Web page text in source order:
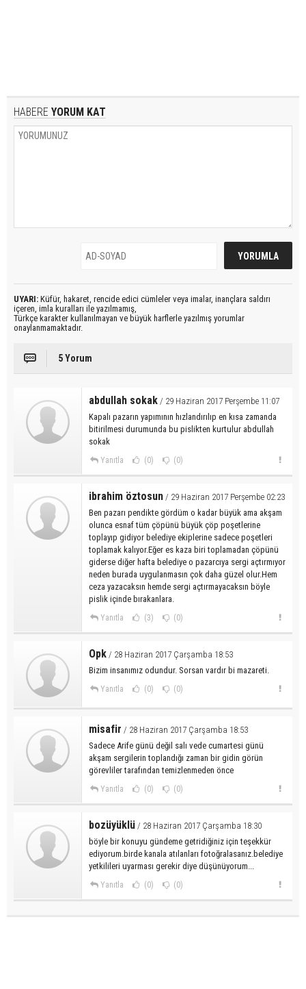
HABERE YORUM KAT
UYARI: Küfür, hakaret, rencide edici cümleler veya imalar, inançlara saldırı
içeren, imla kuralları ile yazılmamış,
Türkçe karakter kullanılmayan ve büyük harflerle yazılmış yorumlar
onaylanmamaktadır.
5 Yorum
abdullah sokak / 29 Haziran 2017 Perşembe 11:07
Kapalı pazarın yapımının hızlandırılıp en kısa zamanda
bitirilmesi durumunda bu pislikten kurtulur abdullah
sokak
Yanıtla (0) (0)
ibrahim öztosun / 29 Haziran 2017 Perşembe 02:23
Ben pazarı pendikte gördüm o kadar büyük ama akşam
olunca esnaf tüm çöpünü büyük çöp poşetlerine
toplayıp gidiyor belediye ekiplerine sadece poşetleri
toplamak kalıyor.Eğer es kaza biri toplamadan çöpünü
giderse diğer hafta belediye o pazarcıya sergi açtırmıyor
neden burada uygulanmasın çok daha güzel olur.Hem
ceza yazacaksın hemde sergi açtırmayacaksın böyle
pislik içinde bırakanlara.
Yanıtla (3) (0)
Opk / 28 Haziran 2017 Çarşamba 18:53
Bizim insanımız odundur. Sorsan vardır bi mazareti.
Yanıtla (0) (0)
misafir / 28 Haziran 2017 Çarşamba 18:53
Sadece Arife günü değil salı vede cumartesi günü
akşam sergilerin toplandığı zaman bir gidin görün
görevliler tarafından temizlenmeden önce
Yanıtla (0) (0)
bozüyüklü / 28 Haziran 2017 Çarşamba 18:30
böyle bir konuyu gündeme getridiğiniz için teşekkür
ediyorum.birde kanala atılanları fotoğralasanız.belediye
yetkilileri uyarması gerekir diye düşünüyorum...
Yanıtla (0) (0)